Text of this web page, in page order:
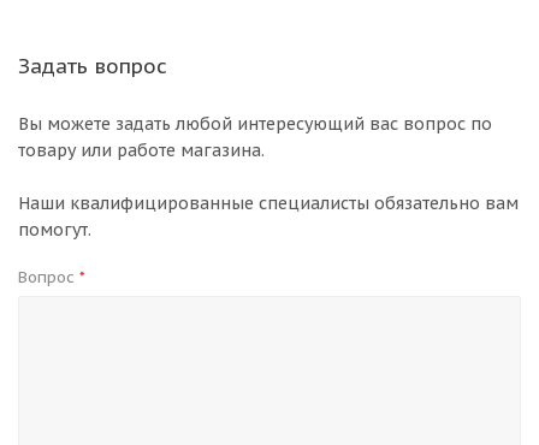
Задать вопрос
Вы можете задать любой интересующий вас вопрос по
товару или работе магазина.
Наши квалифицированные специалисты обязательно вам
помогут.
Вопрос *